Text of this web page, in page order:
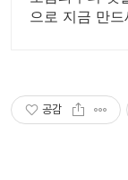
으로 지금 만드
공감